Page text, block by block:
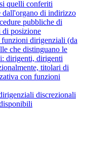
quelli conferiti
dall'organo di indirizzo
pubbliche di
di posizione
dirigenziali (da
che distinguano le
dirigenti, dirigenti
titolari di
con funzioni
discrezionali